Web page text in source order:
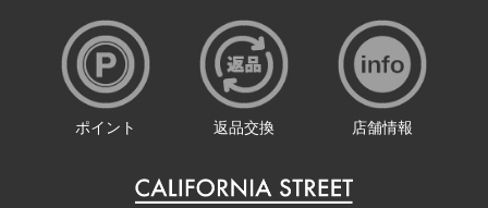
ポイント 返品交換 店舗情報